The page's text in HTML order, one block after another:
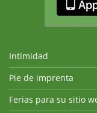
Intimidad
Pie de imprenta
Ferias para su sitio